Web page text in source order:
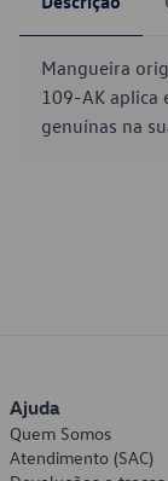
Mangueira
109-AK aplica
genuínas na
Ajuda
Quem Somos
Atendimento (SAC)